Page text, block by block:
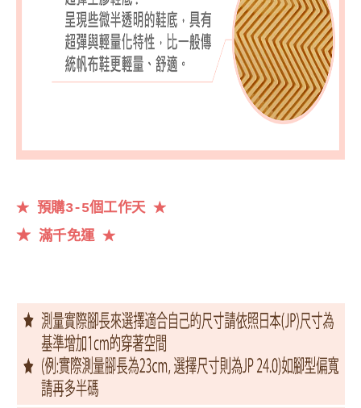
★ 預購3-5個工作天 ★
★ 滿千免運★